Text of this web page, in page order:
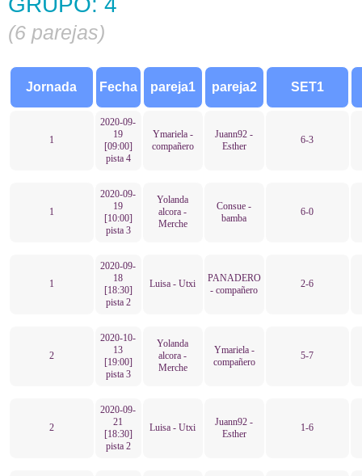
(6 parejas)
Jornada Fecha pareja1 pareja2 SET1
1
2020-09-
19
[09:00]
pista 4
Ymariela -
compañero
Juann92 -
Esther
6-3
1
2020-09-
19
[10:00]
pista 3
Yolanda
alcora -
Merche
Consue -
bamba
6-0
1
2020-09-
18
[18:30]
pista 2
Luisa - Utxi
PANADERO
- compañero
2-6
2
2020-10-
13
[19:00]
pista 3
Yolanda
alcora -
Merche
Ymariela -
compañero
5-7
2
2020-09-
21
[18:30]
pista 2
Luisa - Utxi
Juann92 -
Esther
1-6